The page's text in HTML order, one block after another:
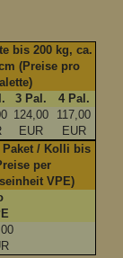
bis 200 kg, ca.
(Preise pro
3 Pal.
4 Pal.
124,00
EUR
117,00
EUR
Paket / Kolli bis
per
VPE)